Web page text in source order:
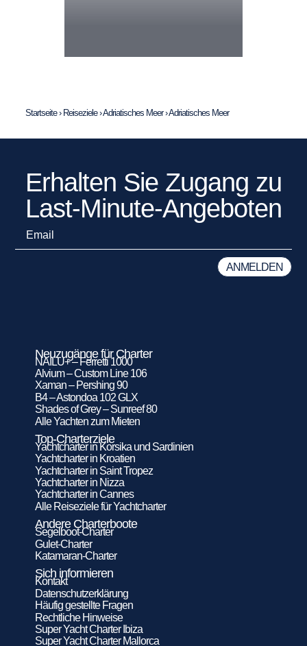
Startseite› Reiseziele›Adriatisches Meer›Adriatisches Meer
Erhalten Sie Zugang zu
Last-Minute-Angeboten
Neuzugänge für Charter
NAILU+ – Ferretti 1000
Alvium – Custom Line 106
Xaman – Pershing 90
B4 – Astondoa 102 GLX
Shades of Grey – Sunreef 80
Alle Yachten zum Mieten
Top-Charterziele
Yachtcharter in Korsika und Sardinien
Yachtcharter in Kroatien
Yachtcharter in Saint Tropez
Yachtcharter in Nizza
Yachtcharter in Cannes
Alle Reiseziele für Yachtcharter
Andere Charterboote
Segelboot-Charter
Gulet-Charter
Katamaran-Charter
Sich informieren
Kontakt
Datenschutzerklärung
Häufig gestellte Fragen
Rechtliche Hinweise
Super Yacht Charter Ibiza
Super Yacht Charter Mallorca